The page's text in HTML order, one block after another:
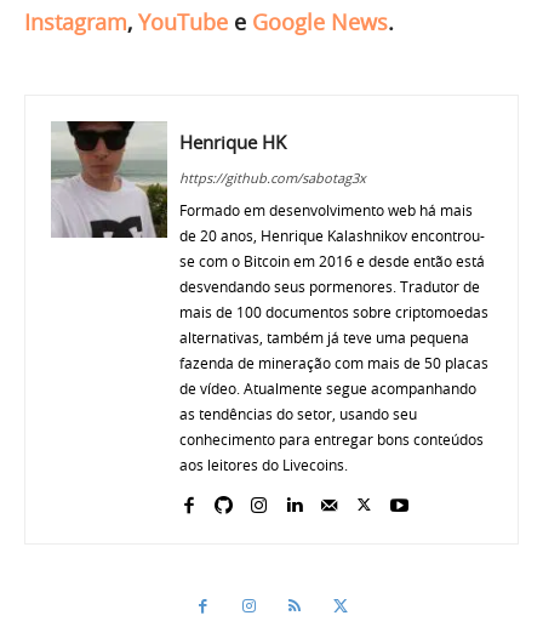
Instagram, YouTube e Google News.
Henrique HK
https://github.com/sabotag3x
Formado em desenvolvimento web há mais
de 20 anos, Henrique Kalashnikov encontrou-
se com o Bitcoin em 2016 e desde então está
desvendando seus pormenores. Tradutor de
mais de 100 documentos sobre criptomoedas
alternativas, também já teve uma pequena
fazenda de mineração com mais de 50 placas
de vídeo. Atualmente segue acompanhando
as tendências do setor, usando seu
conhecimento para entregar bons conteúdos
aos leitores do Livecoins.